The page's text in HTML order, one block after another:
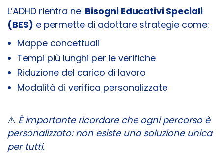
L’ADHD rientra nei Bisogni Educativi Speciali
(BES) e permette di adottare strategie come:
Mappe concettuali
Tempi più lunghi per le verifiche
Riduzione del carico di lavoro
Modalità di verifica personalizzate
⚠️ È importante ricordare che ogni percorso è
personalizzato: non esiste una soluzione unica
per tutti.